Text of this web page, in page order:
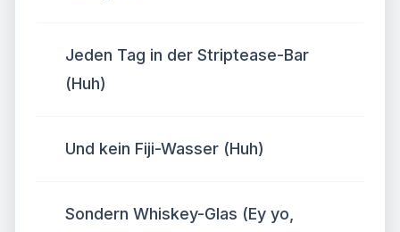
Jeden Tag in der Striptease-Bar
(Huh)
Und kein Fiji-Wasser (Huh)
Sondern Whiskey-Glas (Ey yo,